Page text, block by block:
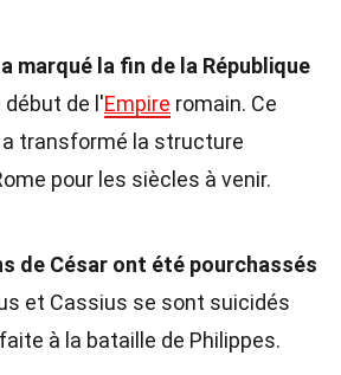
marqué la fin de la République
début de l'Empire romain. Ce
transformé la structure
pour les siècles à venir.
de César ont été pourchassés
et Cassius se sont suicidés
à la bataille de Philippes.